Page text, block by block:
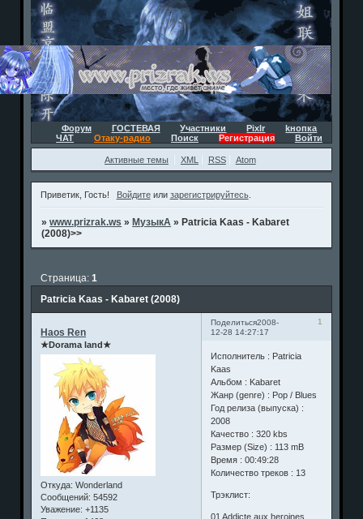
Форум ГОСТЕВАЯ Участники Pixlr
kнопка
ЧАТ
Отаку-радио Поиск Регистрация Войти
Активные темы XML RSS Atom
Приветик, Гость! Войдитеили зарегистрируйтесь.
»www.prizrak.ws » МузыкА » Patricia Kaas - Kabaret
(2008)>>
Patricia Kaas - Kabaret (2008)
Страница:1
Поделиться 1
2008-
12-28 14:27:17
Haos Ren
★Dorama land★
Откуда: Wonderland
Сообщений: 54592
Уважение: +1135
Исполнитель : Patricia
Kaas
Альбом : Kabaret
Жанр (genre) : Pop / Blues
Год релиза (выпуска) :
2008
Качество : 320 kbs
Размер (Size) : 113 mB
Время : 00:49:28
Количество треков : 13
Трэклист:
01 Addicte aux heroines